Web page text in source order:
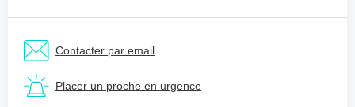
Contacter par email
Placer un proche en urgence